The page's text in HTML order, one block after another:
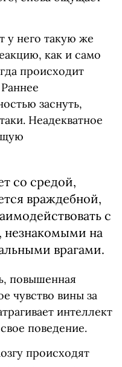
у него такую же
как и само
происходит
заснуть,
Неадекватное
со средой,
враждебной,
с
незнакомыми на
врагами.
повышенная
чувство вины за
интеллект
поведение.
происходят